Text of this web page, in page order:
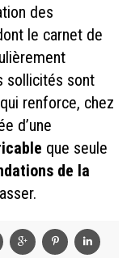
des
le carnet de
sollicités sont
renforce, chez
d’une
que seule
de la